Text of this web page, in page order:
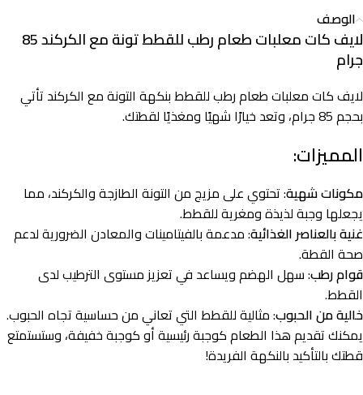
الوصف
لايف كات معلبات طعام رطب للقطط تونة مع الكركند 85
جرام
لايف كات معلبات طعام رطب للقطط بنكهة التونة مع الكركند تأتي
بحجم 85 جرام، وتعد خيارًا شهيًا ومغذيًا لقطتك.
المميزات:
مكونات شهية: تحتوي على مزيج من التونة الطازجة والكركند، مما
يجعلها وجبة لذيذة ومغرية للقطط.
غنية بالعناصر الغذائية: مدعمة بالفيتامينات والمعادن الضرورية لدعم
صحة القطة.
قوام رطب: سهل الهضم ويساعد في تعزيز مستوى الترطيب لدى
القطط.
خالية من الحبوب: مثالية للقطط التي تعاني من حساسية تجاه الحبوب.
يمكنك تقديم هذا الطعام كوجبة رئيسية أو كوجبة خفيفة، وستستمتع
قطتك بالتأكيد بالنكهة الفريدة!